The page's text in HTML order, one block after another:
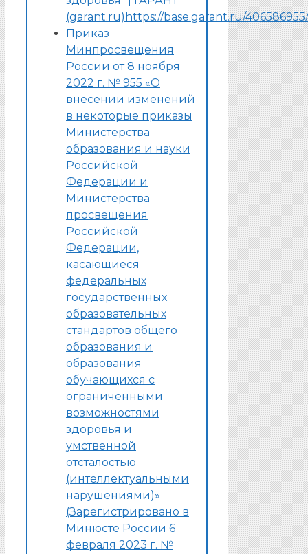
(garant.ru) https://base.garant.ru/
Приказ
Минпросвещения
России от 8 ноября
2022 г. № 955 «О
внесении изменений
в некоторые приказы
Министерства
образования и науки
Российской
Федерации и
Министерства
просвещения
Российской
Федерации,
касающиеся
федеральных
государственных
образовательных
стандартов общего
образования и
образования
обучающихся с
ограниченными
возможностями
здоровья и
умственной
отсталостью
(интеллектуальными
нарушениями)»
(Зарегистрировано в
Минюсте России 6
февраля 2023 г. №